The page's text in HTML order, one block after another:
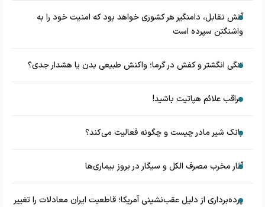
آتش تقابل، دامنگیر هر کشوری خواهد بود که امنیت خود را به
واشنگتن سپرده است
تنگی انگشتر و کفش در گرما؛ واکنش طبیعی بدن یا هشدار جدی؟
مراقب علائم هپاتیت باشید!
بانک شیر مادر چیست و چگونه فعالیت می‌کند؟
آثار مخرب مصرف الکل و سیگار در بروز بیماری‌ها
پرده‌برداری از دلیل عقب‌نشینی آمریکا؛ قاطعیت ایران معادلات را تغییر